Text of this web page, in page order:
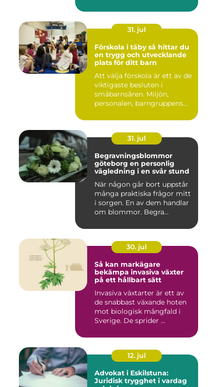
31. jul
Förskola i täby så hittar du
en trygg och utvecklande
plats för ditt barn
Att välja förskola är ett av de
viktigaste besluten i
småbarnsåren. Miljön,
personalen, barngruppens...
31. jul
Begravningsblommor
göteborg en personlig
vägledning i en svår stund
När någon går bort uppstår
många praktiska frågor mitt
i sorgen. En av dem handlar
om blommor. Begra...
30. jul
Så kan markägare
bekämpa invasiva växter
på ett hållbart sätt
Invasiva växtarter är ett av
de snabbast växande hoten
mot biologisk mångfald i
Sverige. De sprider ...
12. jul
Advokat i Eskilstuna:
Juridisk trygghet i vardag